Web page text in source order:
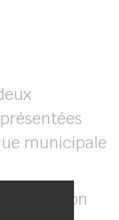
municipale
la maison